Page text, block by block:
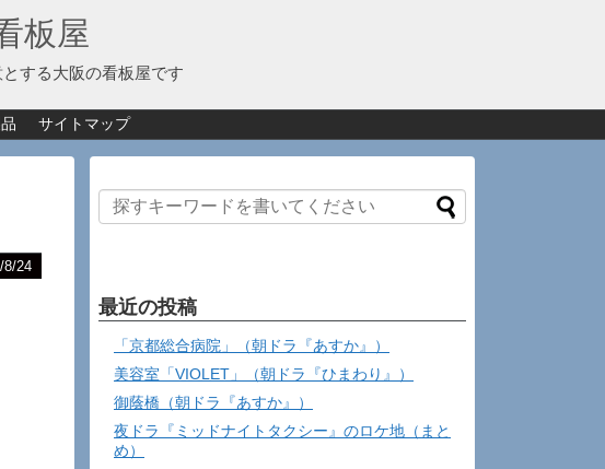
板屋
する大阪の看板屋です
サイトマップ
8/24
最近の投稿
「京都総合病院」（朝ドラ『あすか』）
美容室「VIOLET」（朝ドラ『ひまわり』）
御蔭橋（朝ドラ『あすか』）
夜ドラ『ミッドナイトタクシー』のロケ地（まと
め）